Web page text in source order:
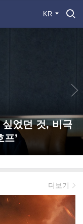
KR
었던 것, 비극
프’
더보기